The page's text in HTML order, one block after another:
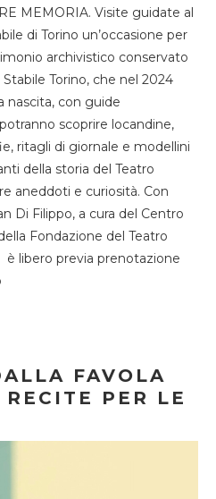
MEMORIA. Visite guidate al
di Torino un’occasione per
archivistico conservato
Torino, che nel 2024
nascita, con guide
scoprire locandine,
ritagli di giornale e modellini
della storia del Teatro
aneddoti e curiosità. Con
Di Filippo, a cura del Centro
Fondazione del Teatro
è libero previa prenotazione
FAVOLA
PER LE